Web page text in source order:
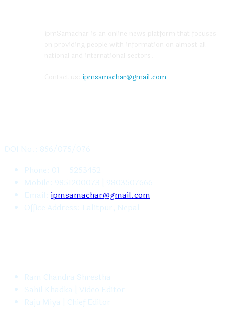
ipmsamachar@gmail.com
DOI No.: 856/075/076
Phone: 01 – 5253452
Mobile: 9851200073 | 9803507666
Email: ipmsamachar@gmail.com
Office Address: Lalitpur, Nepal
Ram Chandra Shrestha
Sahil Khadka | Video Editor
Raju Miya | Chief Editor